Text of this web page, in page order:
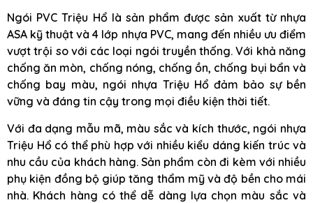
Ngói PVC Triệu Hổ là sản phẩm được sản xuất từ nhựa
ASA kỹ thuật và 4 lớp nhựa PVC, mang đến nhiều ưu điểm
vượt trội so với các loại ngói truyền thống. Với khả năng
chống ăn mòn, chống nóng, chống ồn, chống bụi bẩn và
chống bay màu, ngói nhựa Triệu Hổ đảm bảo sự bền
vững và đáng tin cậy trong mọi điều kiện thời tiết.
Với đa dạng mẫu mã, màu sắc và kích thước, ngói nhựa
Triệu Hổ có thể phù hợp với nhiều kiểu dáng kiến trúc và
nhu cầu của khách hàng. Sản phẩm còn đi kèm với nhiều
phụ kiện đồng bộ giúp tăng thẩm mỹ và độ bền cho mái
nhà. Khách hàng có thể dễ dàng lựa chọn màu sắc và